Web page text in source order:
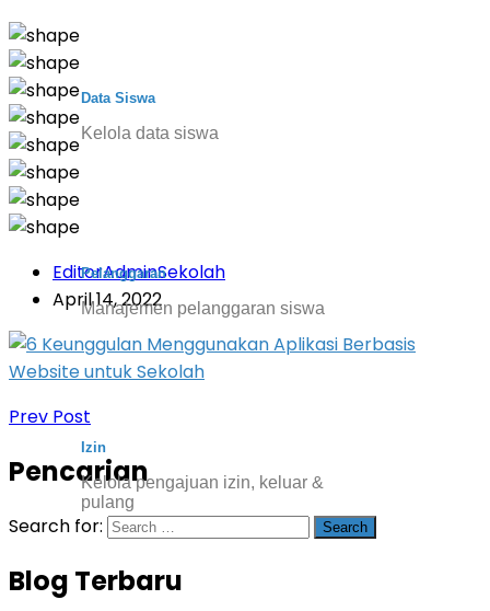
Data Siswa
Kelola data siswa
Pelanggaran
Manajemen pelanggaran siswa
Izin
Kelola pengajuan izin, keluar &
pulang
EditorAdminSekolah
April 14, 2022
Prev Post
Pencarian
Search for:
Blog Terbaru